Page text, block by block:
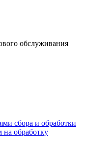
обслуживания
сбора и обработки
на обработку